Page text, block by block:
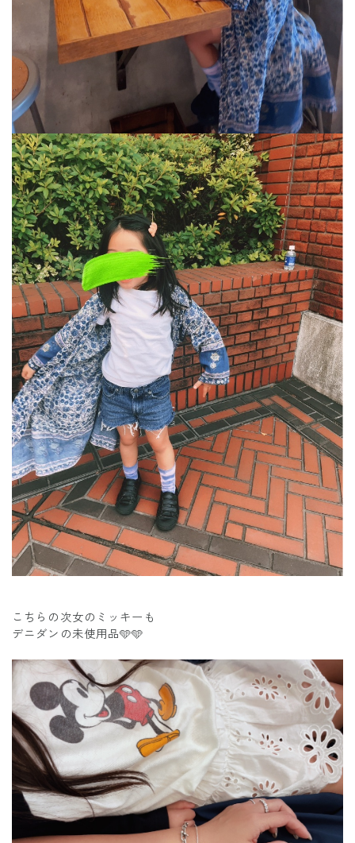
こちらの次女のミッキーも
デニダンの未使用品🩵🩵